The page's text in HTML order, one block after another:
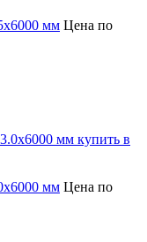
мм Цена по
мм Цена по